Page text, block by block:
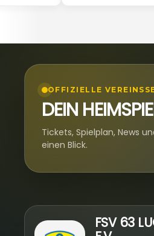
OFFIZIELLE
DEIN
Tickets, Spielplan, News
einen Blick.
FSV 63